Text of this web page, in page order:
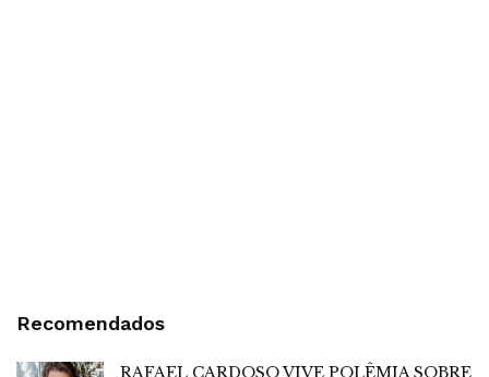
Recomendados
RAFAEL CARDOSO VIVE POLÊMIA SOBRE